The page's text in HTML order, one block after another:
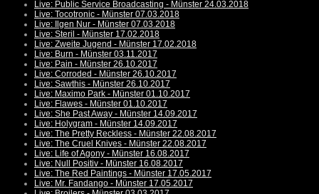
Live: Public Service Broadcasting - Münster 24.03.2018
Live: Tocotronic - Münster 07.03.2018
Live: Ilgen Nur - Münster 07.03.2018
Live: Steril - Münster 17.02.2018
Live: Zweite Jugend - Münster 17.02.2018
Live: Burn - Münster 03.11.2017
Live: Pain - Münster 26.10.2017
Live: Corroded - Münster 26.10.2017
Live: Sawthis - Münster 26.10.2017
Live: Maximo Park - Münster 01.10.2017
Live: Flawes - Münster 01.10.2017
Live: She Past Away - Münster 14.09.2017
Live: Holygram - Münster 14.09.2017
Live: The Pretty Reckless - Münster 22.08.2017
Live: The Cruel Knives - Münster 22.08.2017
Live: Life of Agony - Münster 16.08.2017
Live: Null Positiv - Münster 16.08.2017
Live: The Red Paintings - Münster 17.05.2017
Live: Mr. Fandango - Münster 17.05.2017